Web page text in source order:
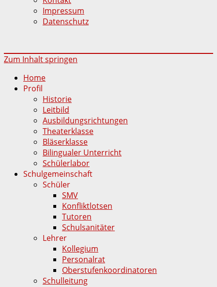
Impressum
Datenschutz
Zum Inhalt springen
Home
Profil
Historie
Leitbild
Ausbildungsrichtungen
Theaterklasse
Bläserklasse
Bilingualer Unterricht
Schülerlabor
Schulgemeinschaft
Schüler
SMV
Konfliktlotsen
Tutoren
Schulsanitäter
Lehrer
Kollegium
Personalrat
Oberstufenkoordinatoren
Schulleitung